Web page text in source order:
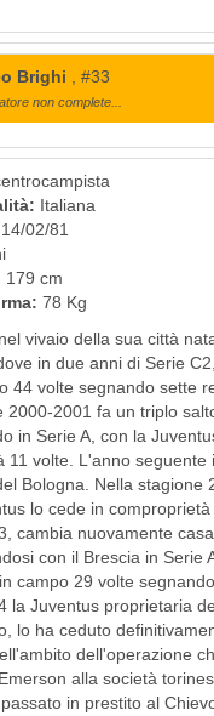
Brighi , #33
non complete...
Italiana
14/02/81
179 cm
78 Kg
vivaio della sua città
in due anni di Serie
44 volte segnando sette
2000-2001 fa un triplo
in Serie A, con la
11 volte. L'anno seguente
Bologna. Nella stagione
lo cede in
cambia nuovamente
con il Brescia in Serie
campo 29 volte
la Juventus proprietaria
lo ha ceduto
dell'operazione
alla società
in prestito al